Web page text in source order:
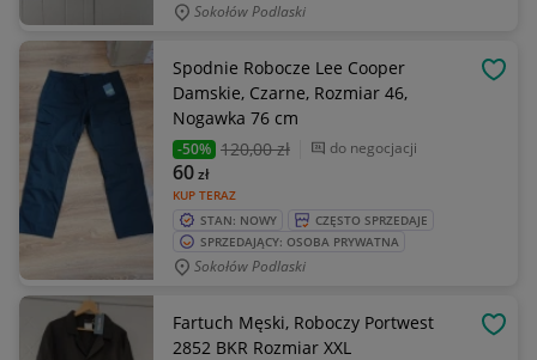
Sokołów Podlaski
Spodnie Robocze Lee Cooper
Damskie, Czarne, Rozmiar 46,
Nogawka 76 cm
-50% 120,00 zł do negocjacji
KUP TERAZ
60zł
STAN: NOWY
CZĘSTO SPRZEDAJE
SPRZEDAJĄCY: OSOBA PRYWATNA
Sokołów Podlaski
Fartuch Męski, Roboczy Portwest
2852 BKR Rozmiar XXL